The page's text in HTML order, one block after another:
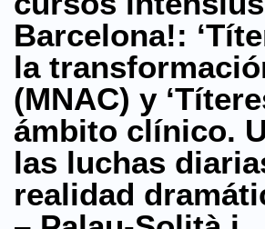
Barcelona!:
la
(MNAC) y
ámbito clínico.
las luchas
realidad